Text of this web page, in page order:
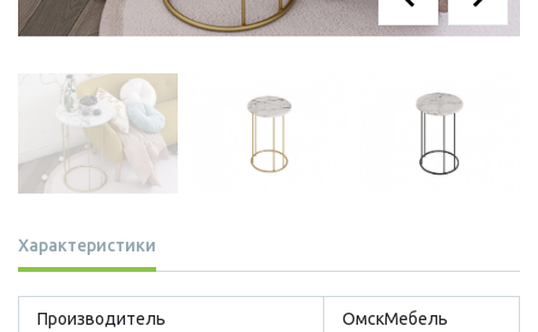
Характеристики
Производитель ОмскМебель